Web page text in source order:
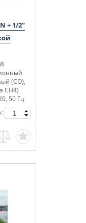
+ 1/2"
(СО),
СН4)
50 Гц